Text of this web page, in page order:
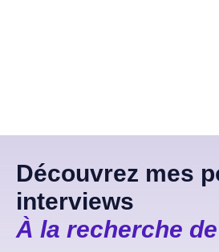
Découvrez mes
interviews
À la recherche